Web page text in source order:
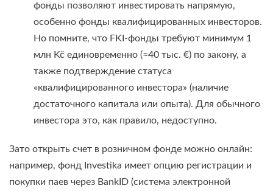
фонды позволяют инвестировать напрямую,
особенно фонды квалифицированных инвесторов.
Но помните, что FKI-фонды требуют минимум 1
млн Kč единовременно (≈40 тыс. €) по закону, а
также подтверждение статуса
«квалифицированного инвестора» (наличие
достаточного капитала или опыта). Для обычного
инвестора это, как правило, недоступно.
Зато открыть счет в розничном фонде можно онлайн:
например, фонд Investika имеет опцию регистрации и
покупки паев через BankID (система электронной